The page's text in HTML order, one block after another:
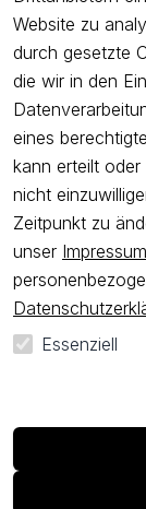
Website zu
durch gesetzte
die wir in den
eines
kann erteilt
nicht
Zeitpunkt zu
unser Impressum
Essenziell
Freue dich
Ich bestätige
habe. Ich
© VIANIA